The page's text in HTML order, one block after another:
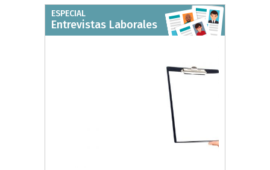
ESPECIAL
Entrevistas Laborales